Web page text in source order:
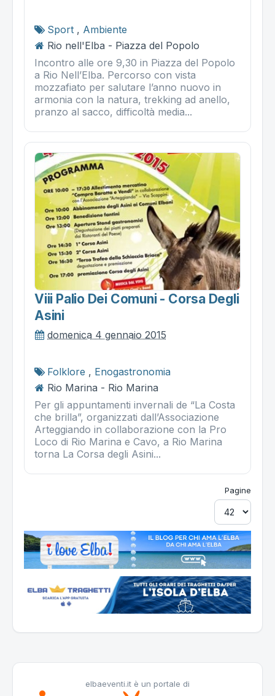
Sport , Ambiente
Rio nell'Elba - Piazza del Popolo
Incontro alle ore 9,30 in Piazza del Popolo
a Rio Nell’Elba. Percorso con vista
mozzafiato per salutare l’anno nuovo in
armonia con la natura, trekking ad anello,
pranzo al sacco, difficoltà media...
Viii Palio Dei Comuni - Corsa Degli
Asini
domenica 4 gennaio 2015
Folklore , Enogastronomia
Rio Marina - Rio Marina
Per gli appuntamenti invernali de “La Costa
che brilla”, organizzati dall’Associazione
Arteggiando in collaborazione con la Pro
Loco di Rio Marina e Cavo, a Rio Marina
torna La Corsa degli Asini...
Pagine
elbaeventi.it è un portale di